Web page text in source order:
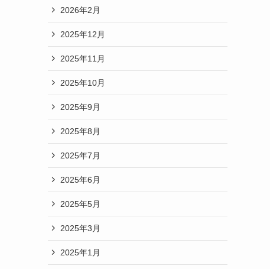
2026年2月
2025年12月
2025年11月
2025年10月
2025年9月
2025年8月
2025年7月
2025年6月
2025年5月
2025年3月
2025年1月